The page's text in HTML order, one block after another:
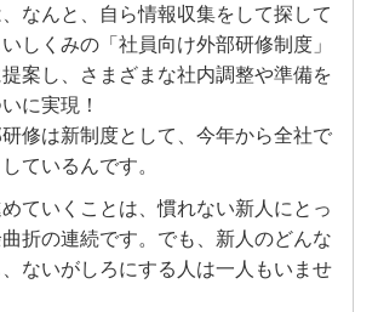
なんと、自ら情報収集をして探して
しくみの「社員向け外部研修制度」
案し、
さまざまな社内調整や準備を
に実現！
修は新制度として、今年から全社で
ているんです。
ていくことは、慣れない新人にとっ
折の連続です。でも、新人のどんな
ないがしろにする人は一人もいませ